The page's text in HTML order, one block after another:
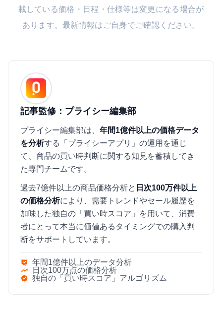
載している価格・日程・仕様等は変更になる場合が
あります。最新情報はご自身でご確認ください。
記事監修：プライシー編集部
プライシー編集部は、 年間1億件以上の価格データ
を分析する「プライシーアプリ」の運用を通じ
て、商品の買い時判断に関する知見を蓄積してき
た専門チームです。
過去7億件以上の商品価格分析と 日次100万件以上
の価格分析により、需要トレンドやセール履歴を
加味した独自の「買い時スコア」を用いて、消費
者にとって本当に価値あるタイミングでの購入判
断をサポートしています。
年間1億件以上のデータ分析
日次100万点の価格分析
独自の「買い時スコア」アルゴリズム